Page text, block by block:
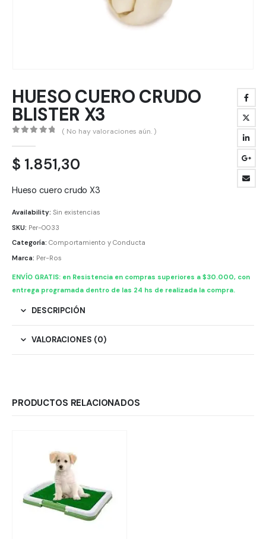
HUESO CUERO CRUDO
BLISTER X3
( No hay valoraciones aún. )
$ 1.851,30
Hueso cuero crudo X3
Availability: Sin existencias
SKU: Per-0033
Categoría: Comportamiento y Conducta
Marca: Per-Ros
ENVÍO GRATIS: en Resistencia en compras superiores a $30.000, con
entrega programada dentro de las 24 hs de realizada la compra.
DESCRIPCIÓN
VALORACIONES (0)
PRODUCTOS RELACIONADOS